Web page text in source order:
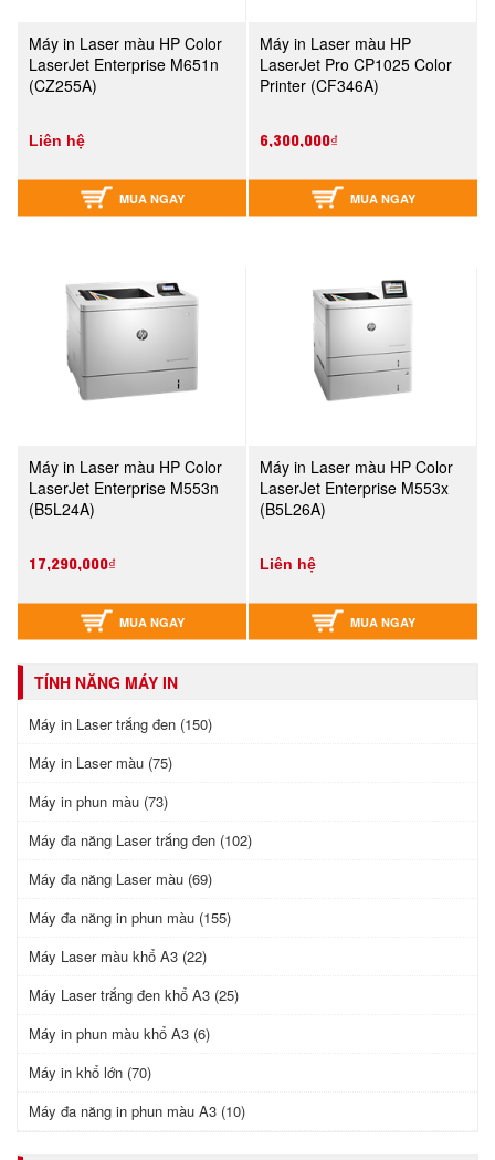
Máy in Laser màu HP Color
LaserJet Enterprise M651n
(CZ255A)
Liên hệ
MUA NGAY
Máy in Laser màu HP
LaserJet Pro CP1025 Color
Printer (CF346A)
6,300,000₫
MUA NGAY
Máy in Laser màu HP Color
LaserJet Enterprise M553n
(B5L24A)
17,290,000₫
MUA NGAY
Máy in Laser màu HP Color
LaserJet Enterprise M553x
(B5L26A)
Liên hệ
MUA NGAY
TÍNH NĂNG MÁY IN
Máy in Laser trắng đen (150)
Máy in Laser màu (75)
Máy in phun màu (73)
Máy đa năng Laser trắng đen (102)
Máy đa năng Laser màu (69)
Máy đa năng in phun màu (155)
Máy Laser màu khổ A3 (22)
Máy Laser trắng đen khổ A3 (25)
Máy in phun màu khổ A3 (6)
Máy in khổ lớn (70)
Máy đa năng in phun màu A3 (10)